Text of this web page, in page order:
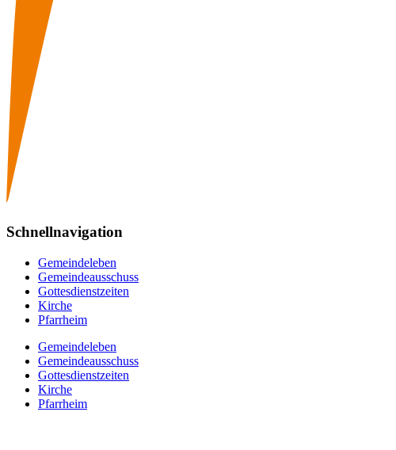
Schnellnavigation
Gemeindeleben
Gemeindeausschuss
Gottesdienstzeiten
Kirche
Pfarrheim
Gemeindeleben
Gemeindeausschuss
Gottesdienstzeiten
Kirche
Pfarrheim